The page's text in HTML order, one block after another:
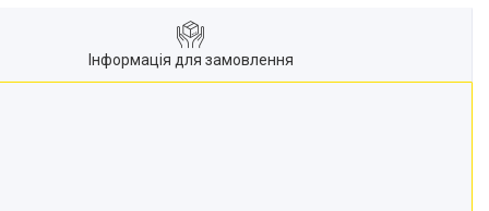
Інформація для замовлення